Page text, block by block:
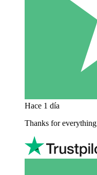
Hace 1 día
Thanks for everything